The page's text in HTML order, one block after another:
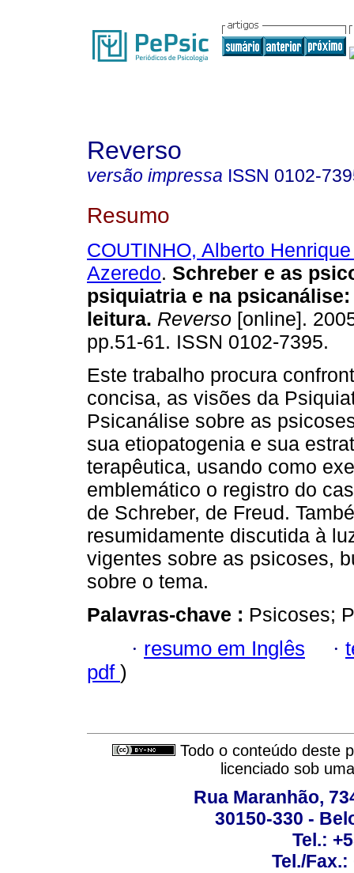
Reverso
versão impressa ISSN 0102-
Resumo
COUTINHO, Alberto
Azeredo. Schreber e as
psiquiatria e na
leitura. Reverso [online].
pp.51-61. ISSN 0102-7395.
Este trabalho procura
concisa, as visões da
Psicanálise sobre as
sua etiopatogenia e sua
terapêutica, usando como
emblemático o registro do
de Schreber, de Freud.
resumidamente discutida à
vigentes sobre as psicoses,
sobre o tema.
Palavras-chave : Psicoses;
· resumo em Inglês ·
pdf )
Todo o conteúdo deste
licenciado sob
Rua Maranhão,
30150-330 -
Tel.:
Tel./Fax.: